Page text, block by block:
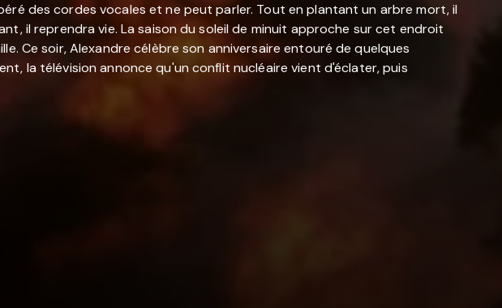
des cordes vocales et ne peut parler. Tout en plantant un arbre mort, il
il reprendra vie. La saison du soleil de minuit approche sur cet endroit
Ce soir, Alexandre célèbre son anniversaire entouré de quelques
la télévision annonce qu'un conflit nucléaire vient d'éclater, puis